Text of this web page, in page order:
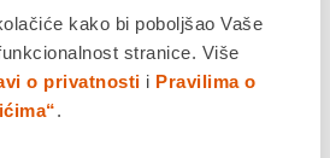
kako bi poboljšao Vaše
stranice. Više
o privatnosti i Pravilima o
.
14 dana
JE NEDOSTUPAN